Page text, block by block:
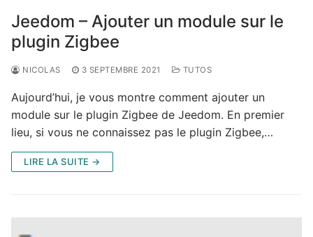
Jeedom – Ajouter un module sur le
plugin Zigbee
NICOLAS 3 SEPTEMBRE 2021 TUTOS
Aujourd’hui, je vous montre comment ajouter un
module sur le plugin Zigbee de Jeedom. En premier
lieu, si vous ne connaissez pas le plugin Zigbee,…
LIRE LA SUITE →